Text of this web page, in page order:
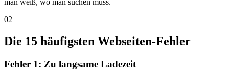
man weiß, wo man suchen muss.
02
Die 15 häufigsten Webseiten-Fehler
Fehler 1: Zu langsame Ladezeit